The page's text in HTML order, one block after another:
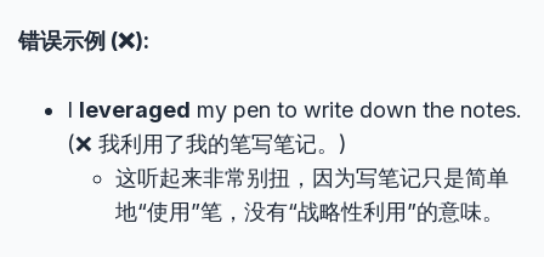
错误示例 (❌):
I leveraged my pen to write down the notes.
(❌ 我利用了我的笔写笔记。)
这听起来非常别扭，因为写笔记只是简单
地“使用”笔，没有“战略性利用”的意味。